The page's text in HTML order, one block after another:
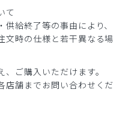
て
給終了等の事由により、
文時の仕様と若干異なる場
ご購入いただけます。
店舗までお問い合わせくだ